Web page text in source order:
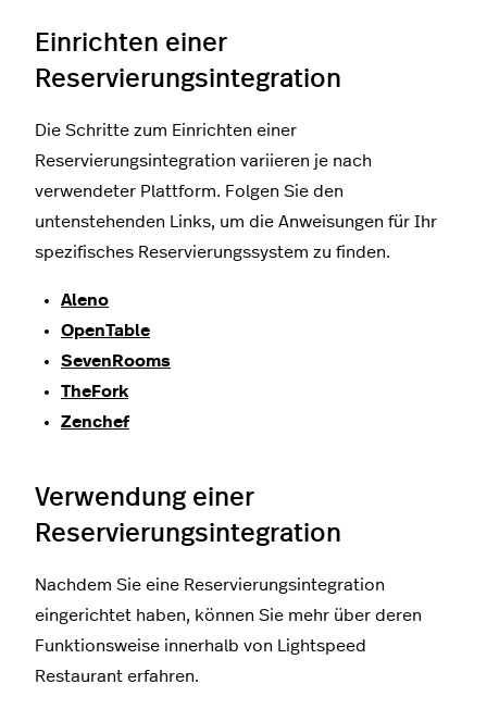
Einrichten einer
Reservierungsintegration
Die Schritte zum Einrichten einer
Reservierungsintegration variieren je nach
verwendeter Plattform. Folgen Sie den
untenstehenden Links, um die Anweisungen für Ihr
spezifisches Reservierungssystem zu finden.
Aleno
OpenTable
SevenRooms
TheFork
Zenchef
Verwendung einer
Reservierungsintegration
Nachdem Sie eine Reservierungsintegration
eingerichtet haben, können Sie mehr über deren
Funktionsweise innerhalb von Lightspeed
Restaurant erfahren.